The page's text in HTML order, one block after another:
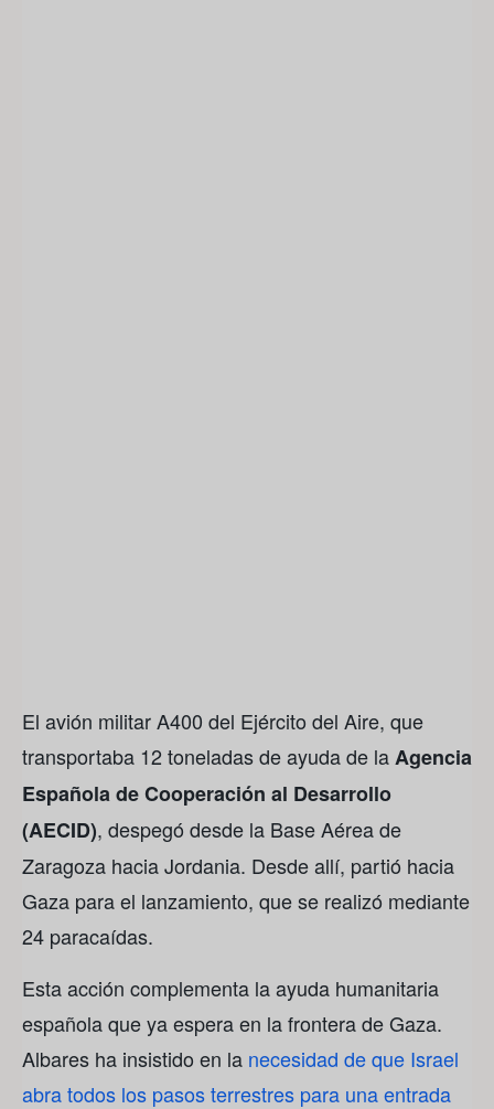
El avión militar A400 del Ejército del Aire, que
transportaba 12 toneladas de ayuda de laAgencia
Española de Cooperación al Desarrollo
(AECID), despegó desde la Base Aérea de
Zaragoza hacia Jordania. Desde allí, partió hacia
Gaza para el lanzamiento, que se realizó mediante
24 paracaídas.
Esta acción complementa la ayuda humanitaria
española que ya espera en la frontera de Gaza.
Albares ha insistido en la necesidad de que Israel
abra todos los pasos terrestres para una entrada